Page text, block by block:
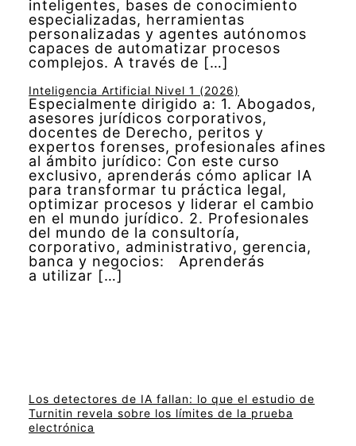
inteligentes, bases de conocimiento
especializadas, herramientas
personalizadas y agentes autónomos
capaces de automatizar procesos
complejos. A través de […]
Inteligencia Artificial Nivel 1 (2026)
Especialmente dirigido a: 1. Abogados,
asesores jurídicos corporativos,
docentes de Derecho, peritos y
expertos forenses, profesionales afines
al ámbito jurídico: Con este curso
exclusivo, aprenderás cómo aplicar IA
para transformar tu práctica legal,
optimizar procesos y liderar el cambio
en el mundo jurídico. 2. Profesionales
del mundo de la consultoría,
corporativo, administrativo, gerencia,
banca y negocios: Aprenderás
a utilizar […]
Los detectores de IA fallan: lo que el estudio de
Turnitin revela sobre los límites de la prueba
electrónica